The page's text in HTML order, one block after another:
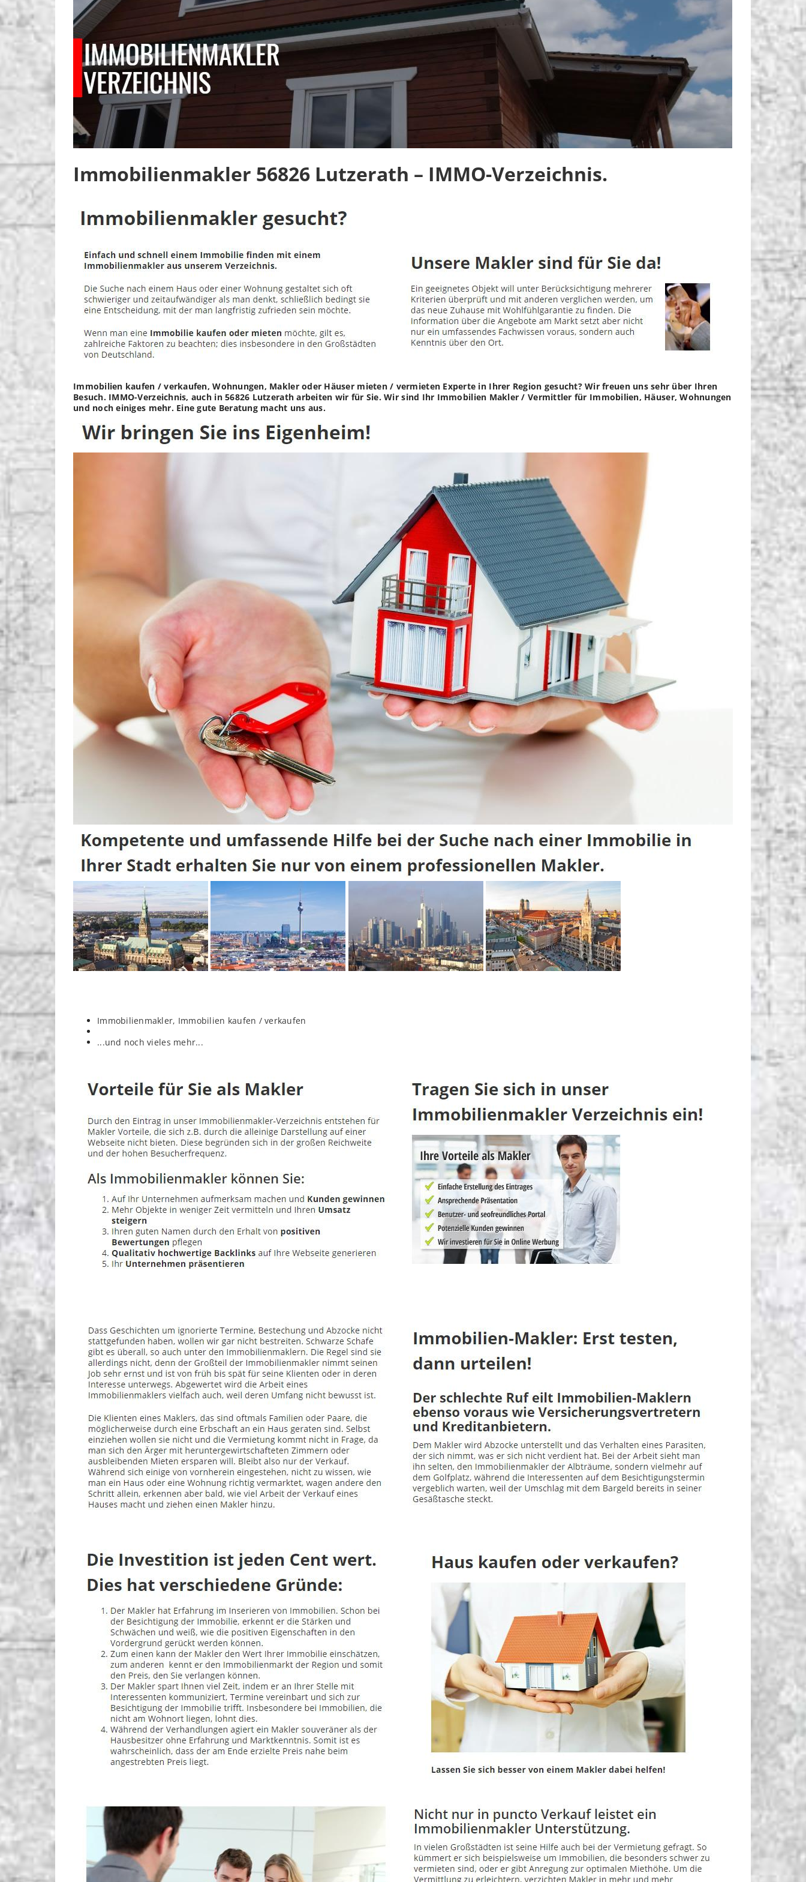
Immobilienmakler 56826 Lutzerath – IMMO-Verzeichnis.
Immobilien kaufen / verkaufen, Wohnungen, Makler oder Häuser mieten / vermieten Experte in Ihrer Region gesucht? Wir freuen uns sehr über Ihren
Besuch. IMMO-Verzeichnis, auch in 56826 Lutzerath arbeiten wir für Sie. Wir sind Ihr Immobilien Makler / Vermittler für Immobilien, Häuser, Wohnungen
und noch einiges mehr. Eine gute Beratung macht uns aus.
Immobilienmakler, Immobilien kaufen / verkaufen
...und noch vieles mehr...